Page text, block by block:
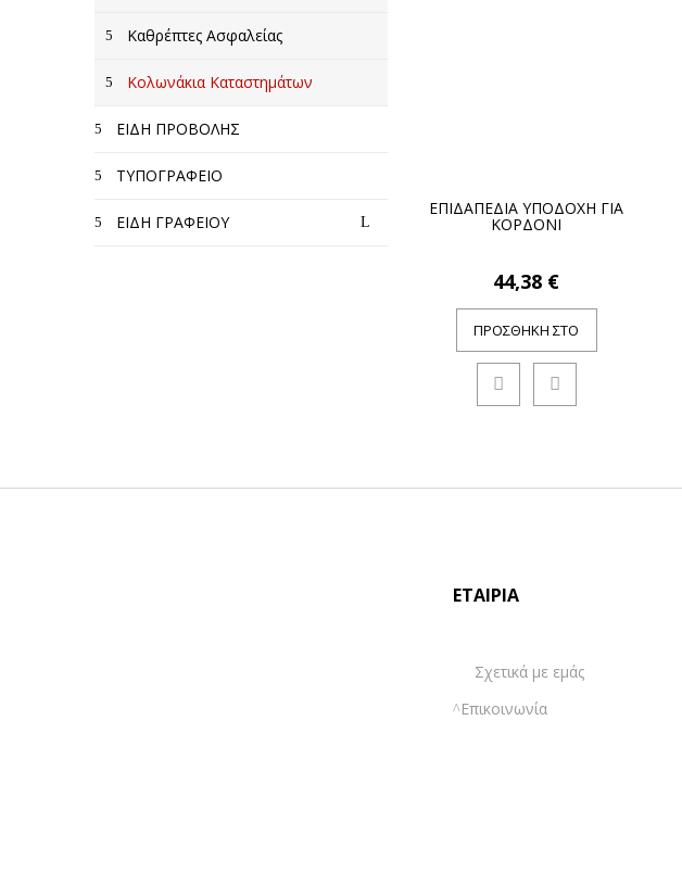
Καθρέπτες Ασφαλείας
Κολωνάκια Καταστημάτων
ΕΙΔΗ ΠΡΟΒΟΛΗΣ
ΤΥΠΟΓΡΑΦΕΙΟ
ΕΙΔΗ ΓΡΑΦΕΙΟΥ
ΕΠΙΔΑΠΕΔΙΑ ΥΠΟΔΟΧΗ ΓΙΑ
ΚΟΡΔΟΝΙ
44,38 €
ΠΡΟΣΘΉΚΗ ΣΤΟ
ΕΤΑΙΡΊΑ
Σχετικά με εμάς
Επικοινωνία